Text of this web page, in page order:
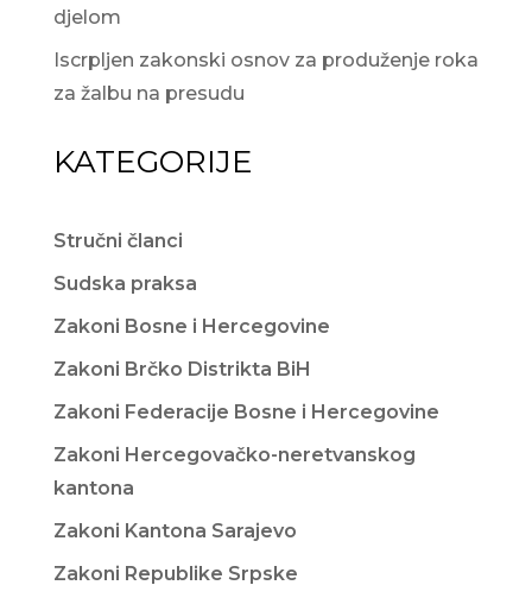
djelom
Iscrpljen zakonski osnov za produženje roka
za žalbu na presudu
KATEGORIJE
Stručni članci
Sudska praksa
Zakoni Bosne i Hercegovine
Zakoni Brčko Distrikta BiH
Zakoni Federacije Bosne i Hercegovine
Zakoni Hercegovačko-neretvanskog
kantona
Zakoni Kantona Sarajevo
Zakoni Republike Srpske